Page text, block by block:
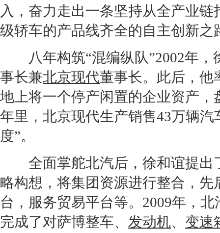
入，奋力走出一条坚持从全产业
级轿车的产品线齐全的自主创新之
八年构筑“混编纵队”2002年，
事长兼北京现代董事长。此后，他
地上将一个停产闲置的企业资产，
年里， 北京现代生产销售43万辆汽
度”。
全面掌舵北汽后，徐和谊提出
略构想，将集团资源进行整合，
台，服务贸易平台等。2009年，
完成了对萨博整车、 发动机、 变速